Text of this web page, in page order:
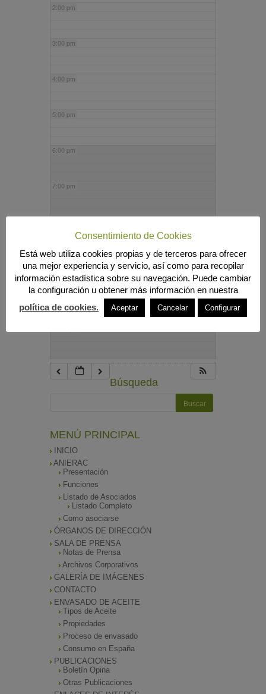
2:00 pm
3:00 pm
4:00 pm
5:00 pm
6:00 pm
7:00 pm
9:00 pm
10:00 pm
Búsqueda
MENÚ PRINCIPAL
INICIO
ANIERAC
Presentación
Funciones
Listado de Asociados
Listado Completo
Como asociarse
ÓRGANOS DE DIRECCIÓN
SALA DE PRENSA
Notas de Prensa
Archivos Corporativos
GALERÍA DE IMÁGENES
CONTACTO
ENVASADO DE ACEITE
Tipos de Aceite
Propiedades
Proceso de envasado
Consumo en España
PUBLICACIONES
Boletín Opina
Otras Publicaciones
Consentimiento de Cookies
Está web utiliza cookies propias y de terceros para ofrecer
una mejor experiencia y servicio, así como para recopilar
información estadística sobre su navegación. Puede cambiar
la configuración u obtener más información en nuestra
política de cookies.
Aceptar Cancelar Configurar